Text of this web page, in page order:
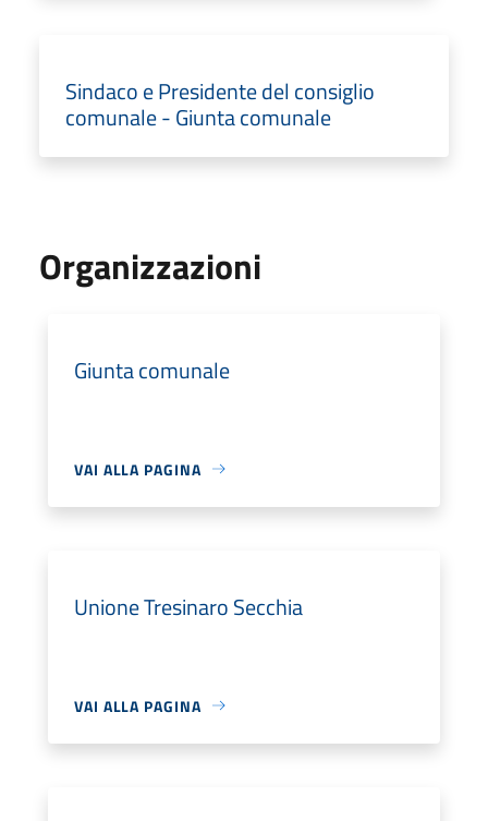
Sindaco e Presidente del consiglio
comunale - Giunta comunale
Organizzazioni
Giunta comunale
VAI ALLA PAGINA
Unione Tresinaro Secchia
VAI ALLA PAGINA